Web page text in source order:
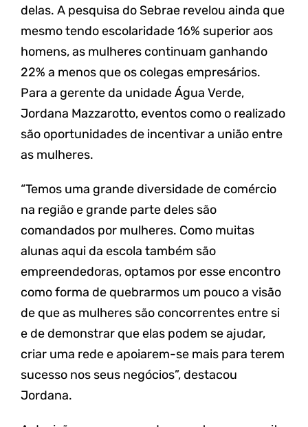
delas. A pesquisa do Sebrae revelou ainda que
mesmo tendo escolaridade 16% superior aos
homens, as mulheres continuam ganhando
22% a menos que os colegas empresários.
Para a gerente da unidade Água Verde,
Jordana Mazzarotto, eventos como o realizado
são oportunidades de incentivar a união entre
as mulheres.
“Temos uma grande diversidade de comércio
na região e grande parte deles são
comandados por mulheres. Como muitas
alunas aqui da escola também são
empreendedoras, optamos por esse encontro
como forma de quebrarmos um pouco a visão
de que as mulheres são concorrentes entre si
e de demonstrar que elas podem se ajudar,
criar uma rede e apoiarem-se mais para terem
sucesso nos seus negócios”, destacou
Jordana.